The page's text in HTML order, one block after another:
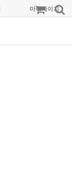
마이페이지